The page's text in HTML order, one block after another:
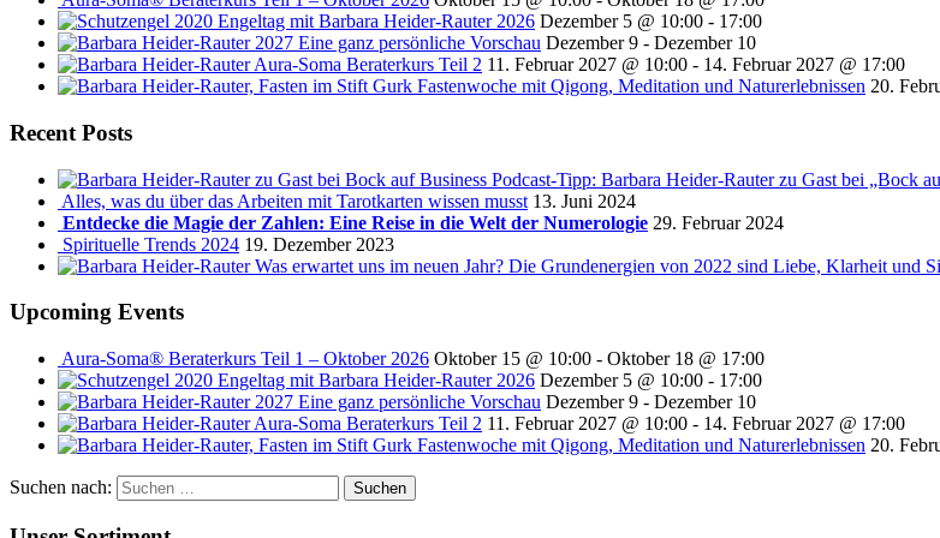
Engeltag mit Barbara Heider-Rauter 2026 Dezember 5 @ 10:00 - 17:00
2027 Eine ganz persönliche Vorschau Dezember 9 - Dezember 10
Aura-Soma Beraterkurs Teil 2 11. Februar 2027 @ 10:00 - 14. Februar 2027 @ 17:00
Fastenwoche mit Qigong, Meditation und Naturerlebnissen 20.
Recent Posts
Podcast-Tipp: Barbara Heider-Rauter zu Gast bei „Bock
Alles, was du über das Arbeiten mit Tarotkarten wissen musst 13. Juni 2024
Entdecke die Magie der Zahlen: Eine Reise in die Welt der Numerologie 29. Februar 2024
Spirituelle Trends 2024 19. Dezember 2023
Was erwartet uns im neuen Jahr? Die Grundenergien von 2022 sind Liebe, Klarheit und
Upcoming Events
Aura-Soma® Beraterkurs Teil 1 – Oktober 2026 Oktober 15 @ 10:00 - Oktober 18 @ 17:00
Engeltag mit Barbara Heider-Rauter 2026 Dezember 5 @ 10:00 - 17:00
2027 Eine ganz persönliche Vorschau Dezember 9 - Dezember 10
Aura-Soma Beraterkurs Teil 2 11. Februar 2027 @ 10:00 - 14. Februar 2027 @ 17:00
Fastenwoche mit Qigong, Meditation und Naturerlebnissen 20.
Suchen nach: